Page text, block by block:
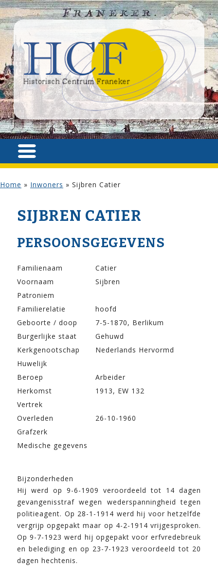
Home » Inwoners » Sijbren Catier
SIJBREN CATIER
PERSOONSGEGEVENS
Familienaam
Catier
Voornaam
Sijbren
Patroniem
Familierelatie
hoofd
Geboorte / doop
7-5-1870, Berlikum
Burgerlijke staat
Gehuwd
Kerkgenootschap
Nederlands Hervormd
Huwelijk
Beroep
Arbeider
Herkomst
1913, EW 132
Vertrek
Overleden
26-10-1960
Grafzerk
Medische gegevens
Bijzonderheden
Hij werd op 9-6-1909 veroordeeld tot 14 dagen
gevangenisstraf wegen wederspanningheid tegen
politieagent. Op 28-1-1914 werd hij voor hetzelfde
vergrijp opgepakt maar op 4-2-1914 vrijgesproken.
Op 9-7-1923 werd hij opgepakt voor erfvredebreuk
en belediging en op 23-7-1923 veroordeeld tot 20
dagen hechtenis.